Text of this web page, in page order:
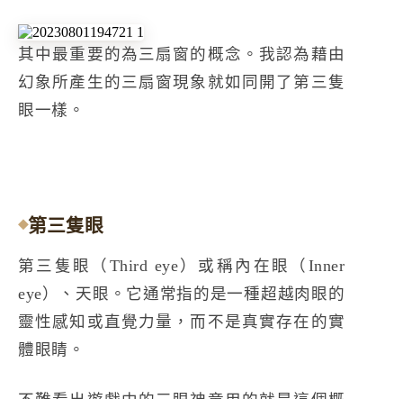
其中最重要的為三扇窗的概念。我認為藉由
幻象所產生的三扇窗現象就如同開了第三隻
眼一樣。
第三隻眼
第三隻眼（Third eye）或稱內在眼（Inner
eye）、天眼。它通常指的是一種超越肉眼的
靈性感知或直覺力量，而不是真實存在的實
體眼睛。